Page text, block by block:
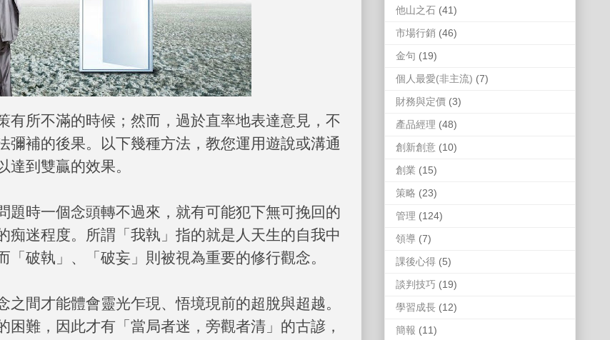
所不滿的時候；然而，過於直率地表達意見，不
補的後果。以下幾種方法，教您運用遊說或溝通
到雙贏的效果。
時一個念頭轉不過來，就有可能犯下無可挽回的
迷程度。所謂「我執」指的就是人天生的自我中
破執」、「破妄」則被視為重要的修行觀念。
間才能體會靈光乍現、悟境現前的超脫與超越。
難，因此才有「當局者迷，旁觀者清」的古諺，
他山之石 (41)
市場行銷 (46)
金句 (19)
個人最愛(非主流) (7)
財務與定價 (3)
產品經理 (48)
創新創意 (10)
創業 (15)
策略 (23)
管理 (124)
領導 (7)
課後心得 (5)
談判技巧 (19)
學習成長 (12)
簡報 (11)